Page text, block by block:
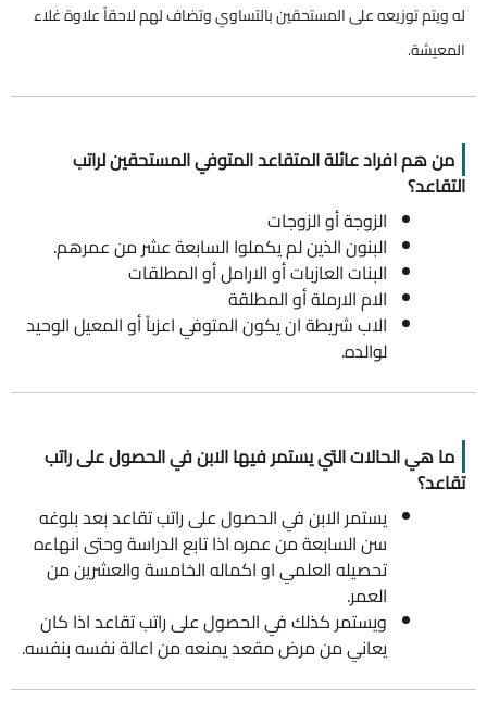
له ويتم توزيعه على المستحقين بالتساوي وتضاف لهم لاحقاً علاوة غلاء
المعيشة.
من هم افراد عائلة المتقاعد المتوفي المستحقين لراتب
التقاعد؟
الزوجة أو الزوجات
البنون الذين لم يكملوا السابعة عشر من عمرهم.
البنات العازبات أو الارامل أو المطلقات
الام الارملة أو المطلقة
الاب شريطة ان يكون المتوفي اعزباً أو المعيل الوحيد
لوالده.
ما هي الحالات التي يستمر فيها الابن في الحصول على راتب
تقاعد؟
يستمر الابن في الحصول على راتب تقاعد بعد بلوغه
سن السابعة من عمره اذا تابع الدراسة وحتى انهاءه
تحصيله العلمي او اكماله الخامسة والعشرين من
العمر.
ويستمر كذلك في الحصول على راتب تقاعد اذا كان
يعاني من مرض مقعد يمنعه من اعالة نفسه بنفسه.